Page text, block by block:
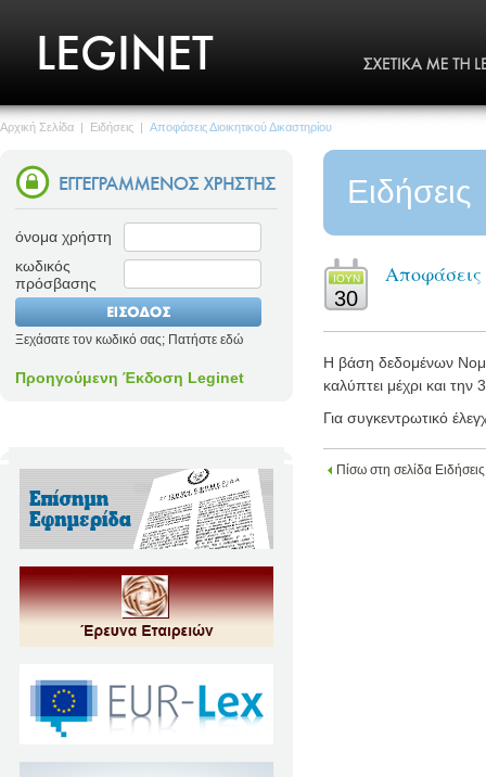
Αρχική Σελίδα | Ειδήσεις | Αποφάσεις Διοικητικού Δικαστηρίου
όνομα χρήστη
κωδικός
πρόσβασης
Ξεχάσατε τον κωδικό σας; Πατήστε εδώ
Προηγούμενη Έκδοση Leginet
Ειδήσεις
ΙΟΥΝ
30
Αποφάσεις
Η βάση δεδομένων
καλύπτει μέχρι και την
Για συγκεντρωτικό
Πίσω στη σελίδα Ειδήσεις